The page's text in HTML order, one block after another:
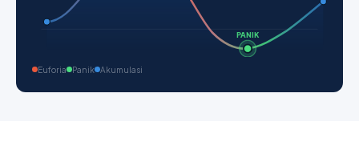
PANIK
Euforia Panik Akumulasi